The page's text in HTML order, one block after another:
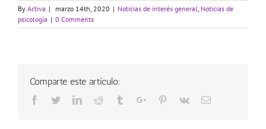
By Activa | marzo 14th, 2020 | Noticias de interés general, Noticias de
psicología | 0 Comments
Comparte este artículo:
Facebook
TwitterLinkedinReddit TumblrGoogle+Pinterest
Vk Email